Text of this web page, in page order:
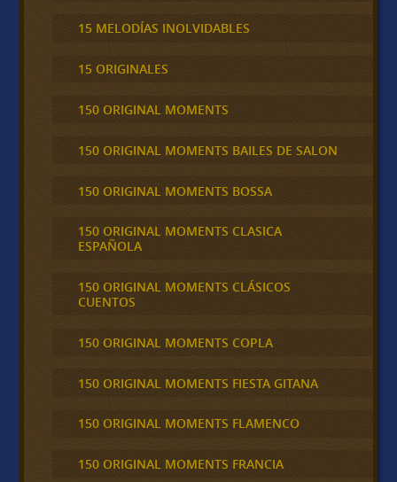
15 MELODÍAS INOLVIDABLES
15 ORIGINALES
150 ORIGINAL MOMENTS
150 ORIGINAL MOMENTS BAILES DE SALON
150 ORIGINAL MOMENTS BOSSA
150 ORIGINAL MOMENTS CLASICA
ESPAÑOLA
150 ORIGINAL MOMENTS CLÁSICOS
CUENTOS
150 ORIGINAL MOMENTS COPLA
150 ORIGINAL MOMENTS FIESTA GITANA
150 ORIGINAL MOMENTS FLAMENCO
150 ORIGINAL MOMENTS FRANCIA